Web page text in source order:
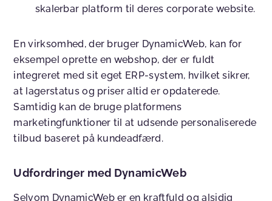
skalerbar platform til deres corporate website.
En virksomhed, der bruger DynamicWeb, kan for
eksempel oprette en webshop, der er fuldt
integreret med sit eget ERP-system, hvilket sikrer,
at lagerstatus og priser altid er opdaterede.
Samtidig kan de bruge platformens
marketingfunktioner til at udsende personaliserede
tilbud baseret på kundeadfærd.
Udfordringer med DynamicWeb
Selvom DynamicWeb er en kraftfuld og alsidig